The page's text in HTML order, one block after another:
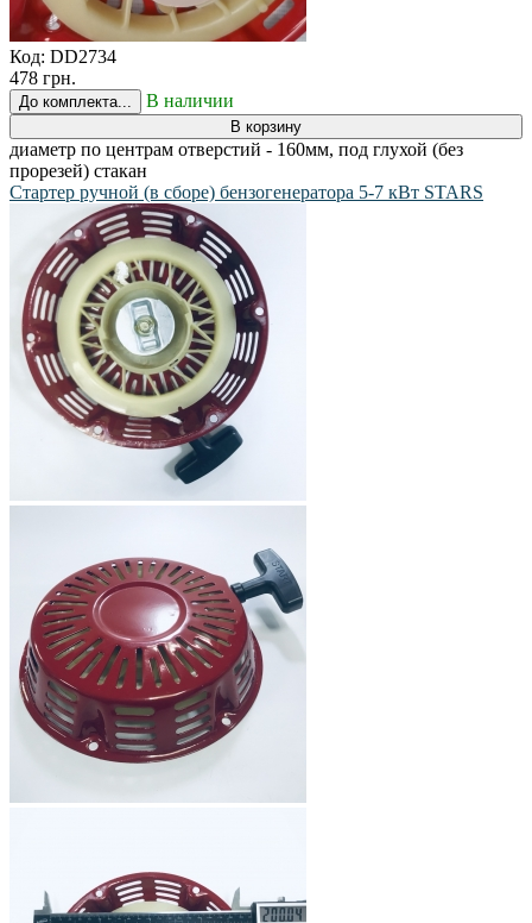
Код: DD2734
478 грн.
До комплекта... В наличии
В корзину
диаметр по центрам отверстий - 160мм, под глухой (без
прорезей) стакан
Стартер ручной (в сборе) бензогенератора 5-7 кВт STARS